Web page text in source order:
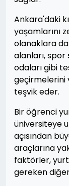
Ankara'daki
yaşamlarını
olanaklara
alanları,
odaları gibi
geçirmelerini
teşvik eder.
Bir öğrenci
üniversiteye
açısından
araçlarına
faktörler, yurt
gereken